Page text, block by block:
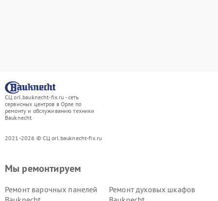
СЦ orl.bauknecht-fix.ru - сеть
сервисных центров в Орле по
ремонту и обслуживанию техники
Bauknecht
2021-2026 © СЦ orl.bauknecht-fix.ru
Мы ремонтируем
Ремонт варочных панелей
Ремонт духовых шкафов